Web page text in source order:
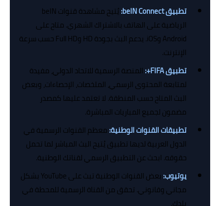
تطبيق beIN Connect:
يُتيح مشاهدة قنوات beIN
الرياضية على الهاتف بالاشتراك الشهري. متاح على
Android وiOS. يدعم البث بجودة HD وFull HD حسب سرعة
الإنترنت.
تطبيق FIFA+:
المنصة الرسمية للاتحاد الدولي، مفيدة
لمتابعة المحتوى الرسمي، الملخصات، الإحصاءات، وبعض
البث المتاح حسب المنطقة. لا تعتمد عليها كمصدر
مضمون لجميع المباريات المباشرة.
تطبيقات القنوات الوطنية:معظم القنوات الرسمية في
الدول العربية لديها تطبيق يُتيح البث المباشر لما تحمل
حقوقه. ابحث عن التطبيق الرسمي لقناتك الوطنية.
يوتيوب:
بعض القنوات الوطنية تبث على YouTube بشكل
مجاني وقانوني. تحقق من القناة الرسمية للمحطة في